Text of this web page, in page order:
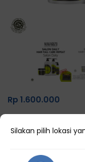
Salon Daily
(0
Rp 1.600.000
Silakan pilih lokasi